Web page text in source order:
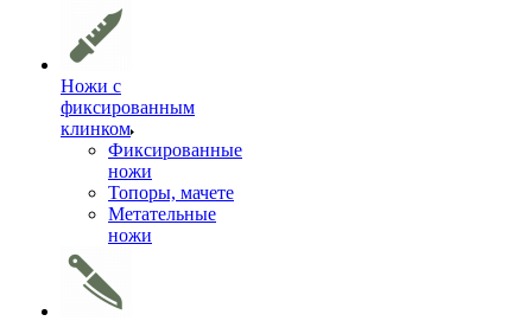
Ножи с
фиксированным
клинком
Фиксированные
ножи
Топоры, мачете
Метательные
ножи